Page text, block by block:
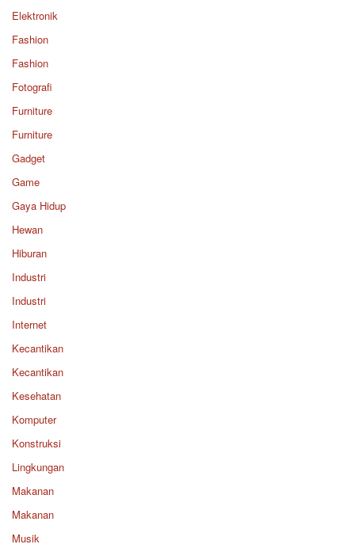
Elektronik
Fashion
Fashion
Fotografi
Furniture
Furniture
Gadget
Game
Gaya Hidup
Hewan
Hiburan
Industri
Industri
Internet
Kecantikan
Kecantikan
Kesehatan
Komputer
Konstruksi
Lingkungan
Makanan
Makanan
Musik